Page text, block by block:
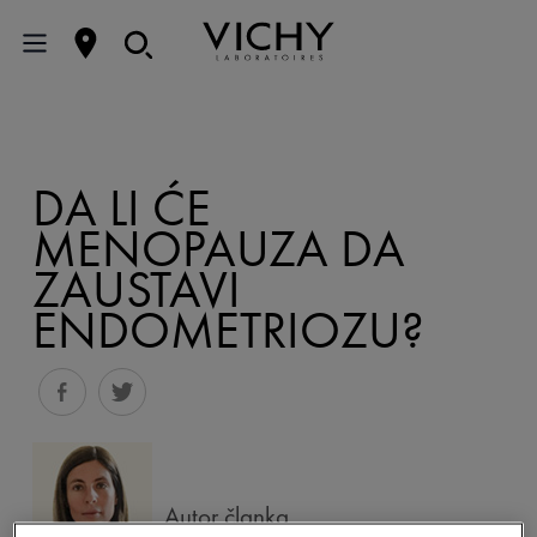
DA LI ĆE
MENOPAUZA DA
ZAUSTAVI
ENDOMETRIOZU?
Autor članka